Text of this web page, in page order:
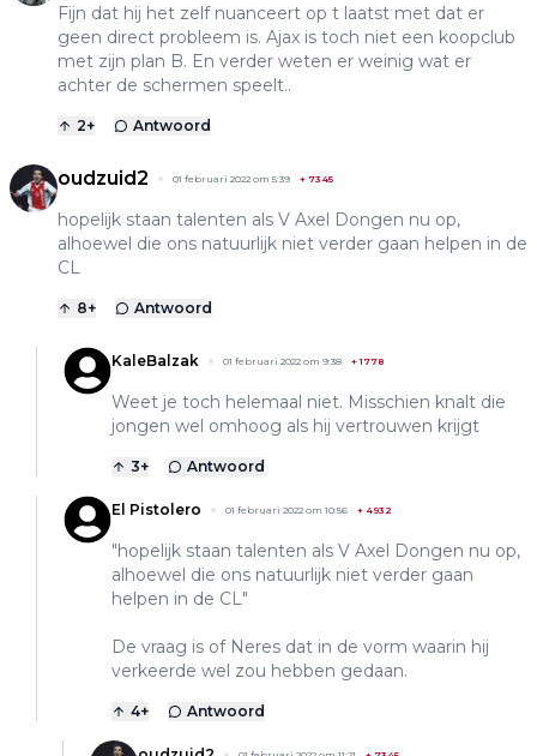
Fijn dat hij het zelf nuanceert op t laatst met dat er
geen direct probleem is. Ajax is toch niet een koopclub
met zijn plan B. En verder weten er weinig wat er
achter de schermen speelt..
2+ Antwoord
oudzuid2 01 februari 2022 om 5:39 + 7345
hopelijk staan talenten als V Axel Dongen nu op,
alhoewel die ons natuurlijk niet verder gaan helpen in de
CL
8+ Antwoord
KaleBalzak 01 februari 2022 om 9:38 +1778
Weet je toch helemaal niet. Misschien knalt die
jongen wel omhoog als hij vertrouwen krijgt
3+ Antwoord
El Pistolero 01 februari 2022 om 10:56 + 4932
"hopelijk staan talenten als V Axel Dongen nu op,
alhoewel die ons natuurlijk niet verder gaan
helpen in de CL"
De vraag is of Neres dat in de vorm waarin hij
verkeerde wel zou hebben gedaan.
4+ Antwoord